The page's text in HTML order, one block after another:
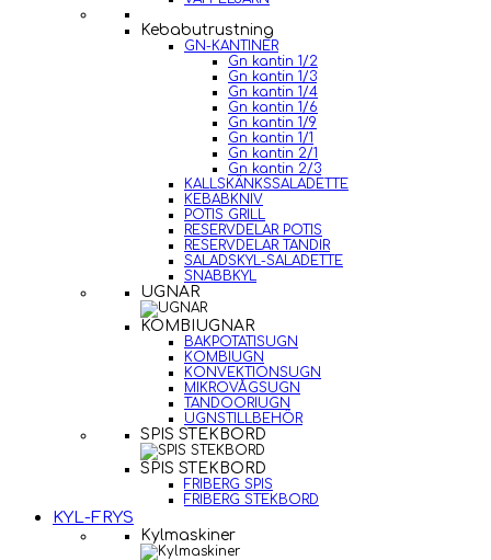
Kebabutrustning
GN-KANTINER
Gn kantin 1/2
Gn kantin 1/3
Gn kantin 1/4
Gn kantin 1/6
Gn kantin 1/9
Gn kantin 1/1
Gn kantin 2/1
Gn kantin 2/3
KALLSKÄNKSSALADETTE
KEBABKNIV
POTIS GRILL
RESERVDELAR POTIS
RESERVDELAR TANDIR
SALADSKYL-SALADETTE
SNABBKYL
UGNAR
KOMBIUGNAR
BAKPOTATISUGN
KOMBIUGN
KONVEKTIONSUGN
MIKROVÅGSUGN
TANDOORIUGN
UGNSTILLBEHÖR
SPIS STEKBORD
SPIS STEKBORD
FRIBERG SPIS
FRIBERG STEKBORD
KYL-FRYS
Kylmaskiner